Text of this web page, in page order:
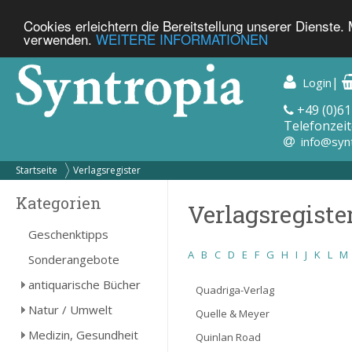
Cookies erleichtern die Bereitstellung unserer
verwenden. WEITERE INFORMATIONEN
Login |
+49
Startseite Verlagsregister
Kategorien
Geschenktipps
Sonderangebote
antiquarische Bücher
Natur / Umwelt
Medizin, Gesundheit
A B C D E F G H I J K L M
Quadriga-Verlag
Quelle & Meyer
Quinlan Road